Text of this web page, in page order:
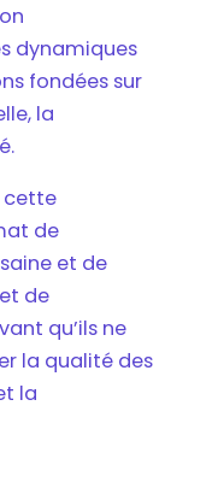
dynamiques
fondées sur
la
cette
de
et de
de
qu’ils ne
la qualité des
la